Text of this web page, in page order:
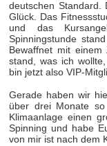
deutschen
Glück. Das
und das
Spinningstunde
Bewaffnet mit
stand, was ich
bin jetzt also VIP-
Gerade haben wir
über drei Monate
Klimaanlage einen
Spinning und habe
von mir ist nach dem